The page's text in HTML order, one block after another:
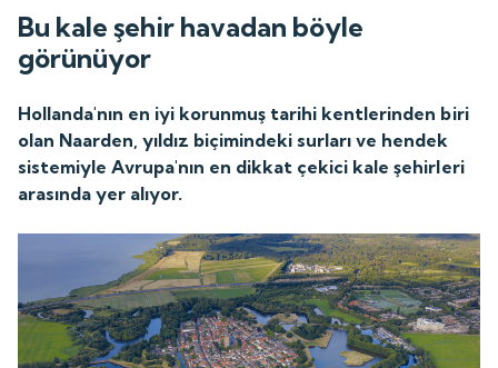
Bu kale şehir havadan böyle
görünüyor
Hollanda'nın en iyi korunmuş tarihi kentlerinden biri
olan Naarden, yıldız biçimindeki surları ve hendek
sistemiyle Avrupa'nın en dikkat çekici kale şehirleri
arasında yer alıyor.